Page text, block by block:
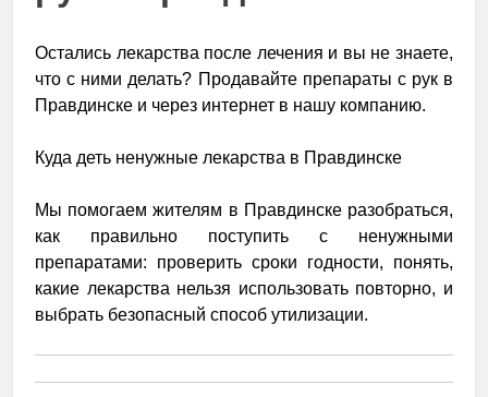
Остались лекарства после лечения и вы не знаете,
что с ними делать? Продавайте препараты с рук в
Правдинске и через интернет в нашу компанию.
Куда деть ненужные лекарства в Правдинске
Мы помогаем жителям в Правдинске разобраться,
как правильно поступить с ненужными
препаратами: проверить сроки годности, понять,
какие лекарства нельзя использовать повторно, и
выбрать безопасный способ утилизации.